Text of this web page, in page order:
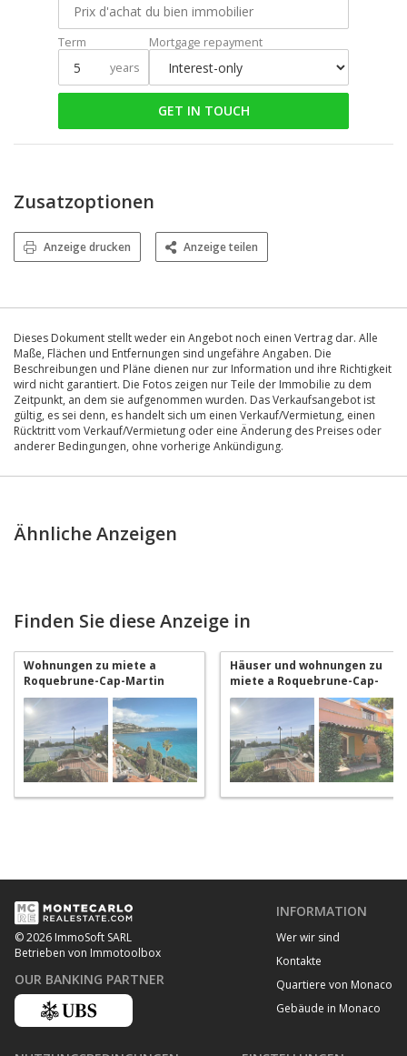
Term
years
Mortgage repayment
GET IN TOUCH
Zusatzoptionen
Anzeige drucken Anzeige teilen
Dieses Dokument stellt weder ein Angebot noch einen Vertrag dar. Alle
Maße, Flächen und Entfernungen sind ungefähre Angaben. Die
Beschreibungen und Pläne dienen nur zur Information und ihre Richtigkeit
wird nicht garantiert. Die Fotos zeigen nur Teile der Immobilie zu dem
Zeitpunkt, an dem sie aufgenommen wurden. Das Verkaufsangebot ist
gültig, es sei denn, es handelt sich um einen Verkauf/Vermietung, einen
Rücktritt vom Verkauf/Vermietung oder eine Änderung des Preises oder
anderer Bedingungen, ohne vorherige Ankündigung.
Ähnliche Anzeigen
Finden Sie diese Anzeige in
Wohnungen zu miete a
Roquebrune-Cap-Martin
Häuser und wohnungen zu
miete a Roquebrune-Cap-
Martin
© 2026 ImmoSoft SARL
Betrieben von Immotoolbox
OUR BANKING PARTNER
INFORMATION
Wer wir sind
Kontakte
Quartiere von Monaco
Gebäude in Monaco